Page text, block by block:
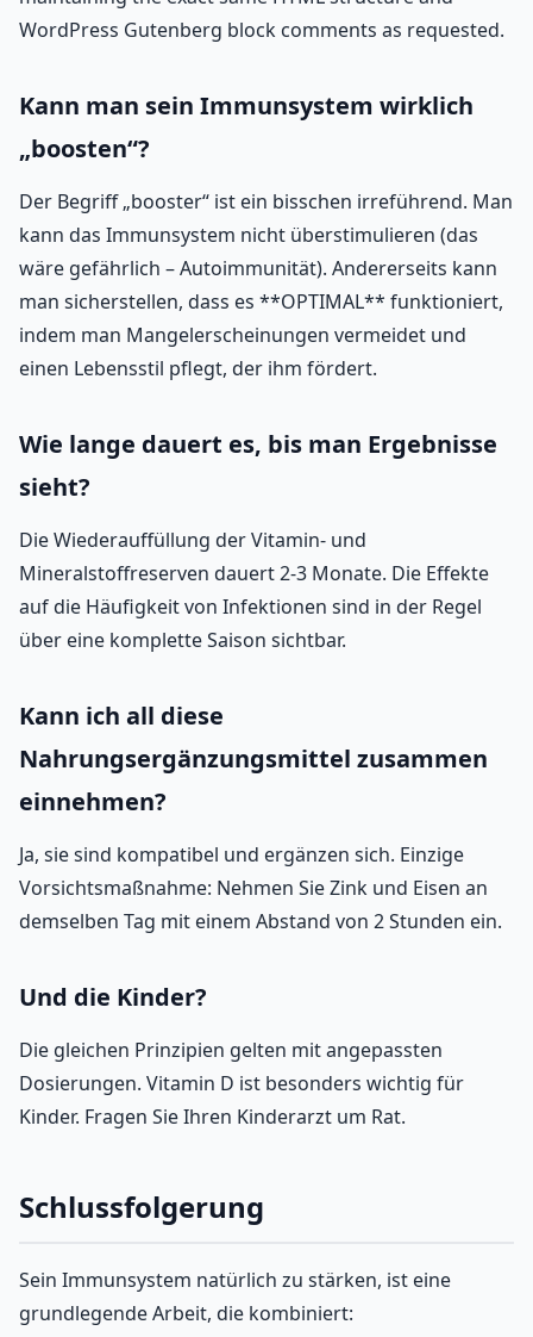
WordPress Gutenberg block comments as requested.
Kann man sein Immunsystem wirklich
„boosten“?
Der Begriff „booster“ ist ein bisschen irreführend. Man
kann das Immunsystem nicht überstimulieren (das
wäre gefährlich – Autoimmunität). Andererseits kann
man sicherstellen, dass es **OPTIMAL** funktioniert,
indem man Mangelerscheinungen vermeidet und
einen Lebensstil pflegt, der ihm fördert.
Wie lange dauert es, bis man Ergebnisse
sieht?
Die Wiederauffüllung der Vitamin- und
Mineralstoffreserven dauert 2-3 Monate. Die Effekte
auf die Häufigkeit von Infektionen sind in der Regel
über eine komplette Saison sichtbar.
Kann ich all diese
Nahrungsergänzungsmittel zusammen
einnehmen?
Ja, sie sind kompatibel und ergänzen sich. Einzige
Vorsichtsmaßnahme: Nehmen Sie Zink und Eisen an
demselben Tag mit einem Abstand von 2 Stunden ein.
Und die Kinder?
Die gleichen Prinzipien gelten mit angepassten
Dosierungen. Vitamin D ist besonders wichtig für
Kinder. Fragen Sie Ihren Kinderarzt um Rat.
Schlussfolgerung
Sein Immunsystem natürlich zu stärken, ist eine
grundlegende Arbeit, die kombiniert: